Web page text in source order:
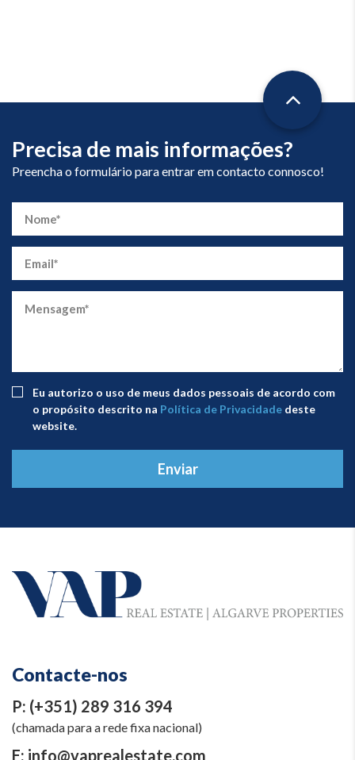
Contacte-nos
P: (+351) 289 316 394
(chamada para a rede fixa nacional)
E: info@vaprealestate.com
Precisa de mais informações?
Preencha o formulário para entrar em contacto connosco!
Eu autorizo ​​o uso de meus dados pessoais de acordo com
o propósito descrito na Política de Privacidade deste
website.
Enviar